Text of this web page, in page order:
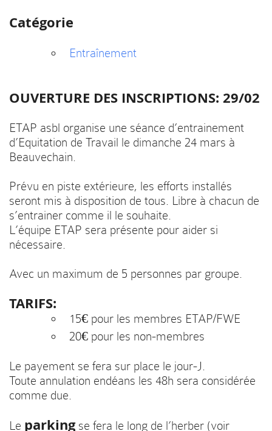
Catégorie
Entraînement
OUVERTURE DES INSCRIPTIONS: 29/02
ETAP asbl organise une séance d’entrainement
d’Equitation de Travail le dimanche 24 mars à
Beauvechain.
Prévu en piste extérieure, les efforts installés
seront mis à disposition de tous. Libre à chacun de
s’entrainer comme il le souhaite.
L’équipe ETAP sera présente pour aider si
nécessaire.
Avec un maximum de 5 personnes par groupe.
TARIFS:
15€ pour les membres ETAP/FWE
20€ pour les non-membres
Le payement se fera sur place le jour-J.
Toute annulation endéans les 48h sera considérée
comme due.
Le parkingse fera le long de l’herber (voir